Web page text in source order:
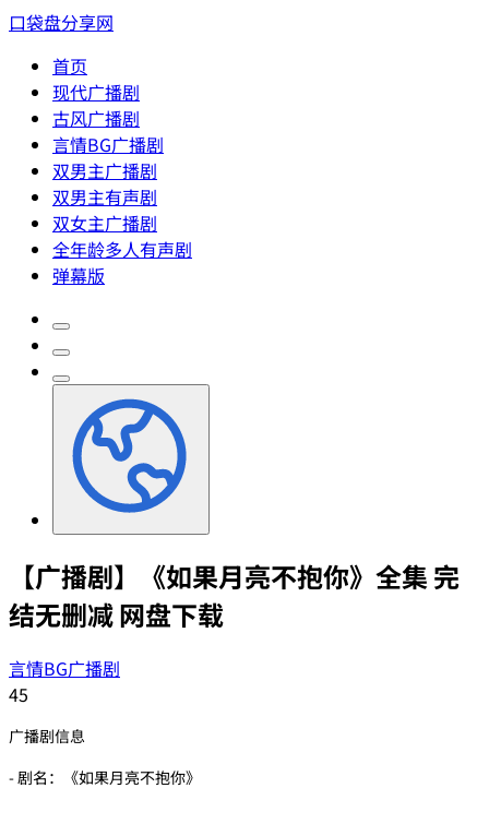
口袋盘分享网
首页
现代广播剧
古风广播剧
言情BG广播剧
双男主广播剧
双男主有声剧
双女主广播剧
全年龄多人有声剧
弹幕版
【广播剧】《如果月亮不抱你》全集 完
结无删减 网盘下载
言情BG广播剧
45
广播剧信息
- 剧名：《如果月亮不抱你》